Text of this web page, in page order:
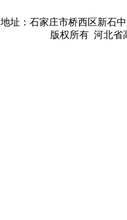
地址：石家庄市桥西区新石中
版权所有 河北省